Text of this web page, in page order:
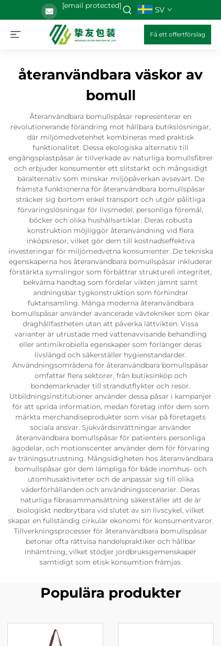
[email protected] SV
Få ett offertförslag
återanvändbara väskor av
bomull
Återanvändbara bomullspåsar representerar en
revolutionerande förändring mot hållbara butikslösningar,
där miljömedvetenhet kombineras med praktisk
funktionalitet. Dessa ekologiska alternativ till
engångsplastpåsar är tillverkade av naturliga bomullsfibrer
och erbjuder konsumenter ett slitstarkt och mångsidigt
bäralternativ som minskar miljöpåverkan avsevärt. De
främsta funktionerna för återanvändbara bomullspåsar
sträcker sig bortom enkel transport och utgör pålitliga
förvaringslösningar för livsmedel, personliga föremål,
böcker och olika hushållsartiklar. Deras robusta
konstruktion möjliggör återanvändning vid flera
inköpsresor, vilket gör dem till kostnadseffektiva
investeringar för miljömedvetna konsumenter. De tekniska
egenskaperna hos återanvändbara bomullspåsar inkluderar
förstärkta symslingor som förbättrar strukturell integritet,
bekväma handtag som fördelar vikten jämnt samt
andningsbar tygkonstruktion som förhindrar
fuktansamling. Många moderna återanvändbara
bomullspåsar använder avancerade vävtekniker som ökar
draghållfastheten utan att påverka lättvikten. Vissa
varianter är utrustade med vattenavvisande behandling
eller antimikrobiella egenskaper som förlänger deras
livslängd och säkerställer hygienstandarder.
Användningsområdena för återanvändbara bomullspåsar
omfattar flera sektorer, från butiksinköp och
bondemarknader till strandutflykter och resor.
Utbildningsinstitutioner använder dessa påsar i kampanjer
för att sprida information, medan företag inför dem som
märkta merchandiseprodukter som visar på företagets
sociala ansvar. Sjukvårdsinrättningar använder
återanvändbara bomullspåsar för patienters personliga
ägodelar, och motionscenter använder dem för förvaring
av träningsutrustning. Mångsidigheten hos återanvändbara
bomullspåsar gör dem lämpliga för både inomhus- och
utomhusaktiviteter och de anpassar sig till olika
väderförhållanden och användningsscenarier. Deras
naturliga fibrasammansättning säkerställer att de är
biologiskt nedbrytbara vid slutet av sin livscykel, vilket
skapar en fullständig cirkulär ekonomi för konsumentvaror.
Tillverkningsprocesser för återanvändbara bomullspåsar
betonar ofta rättvisa handelspraktiker och hållbar
inhämtning, vilket stödjer jordbruksgemenskaper
samtidigt som etisk konsumtion främjas.
Populära produkter